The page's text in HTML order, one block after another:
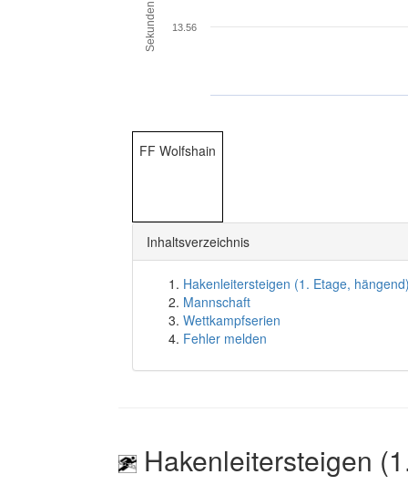
Sekunden 13.56
FF Wolfshain
Inhaltsverzeichnis
Hakenleitersteigen (1. Etage,
Mannschaft
Wettkampfserien
Fehler melden
Hakenleitersteigen